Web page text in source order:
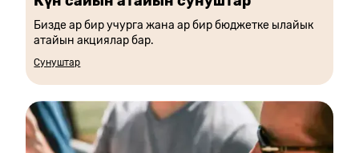
Бизде ар бир учурга жана ар бир бюджетке ылайык
атайын акциялар бар.
Сунуштар